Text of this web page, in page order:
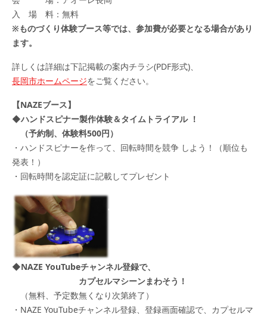
入 場 料：無料
※ものづくり体験ブース等では、参加費が必要となる場合があり
ます。
詳しくは詳細は下記掲載の案内チラシ(PDF形式)、
長岡市ホームページをご覧ください。
【NAZEブース】
◆ハンドスピナー製作体験＆タイムトライアル ！
（予約制、体験料500円）
・ハンドスピナーを作って、回転時間を競争 しよう！（順位も
発表！）
・回転時間を認定証に記載してプレゼント
◆NAZE YouTubeチャンネル登録で、
カプセルマシーンまわそう！
（無料、予定数無くなり次第終了）
・NAZE YouTubeチャンネル登録、登録画面確認で、カプセルマ